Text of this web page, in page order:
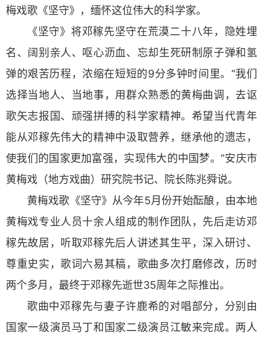
梅戏歌《坚守》，缅怀这位伟大的科学家。
《坚守》将邓稼先坚守在荒漠二十八年，隐姓埋
名、阔别亲人、呕心沥血、忘却生死研制原子弹和氢
弹的艰苦历程，浓缩在短短的9分多钟时间里。“我们
选择当地人、当地事，用群众熟悉的黄梅曲调，去讴
歌矢志报国、顽强拼搏的科学家精神。希望当代青年
能从邓稼先伟大的精神中汲取营养，继承他的遗志，
使我们的国家更加富强，实现伟大的中国梦。”安庆市
黄梅戏（地方戏曲）研究院书记、院长陈兆舜说。
黄梅戏歌《坚守》从今年5月份开始酝酿，由本地
黄梅戏专业人员十余人组成的制作团队，先后走访邓
稼先故居，听取邓稼先后人讲述其生平，深入研讨、
尊重史实，歌词六易其稿，歌曲多次打磨修改，历时
两个多月，最终于邓稼先逝世35周年之际推出。
歌曲中邓稼先与妻子许鹿希的对唱部分，分别由
国家一级演员马丁和国家二级演员江敏来完成。两人